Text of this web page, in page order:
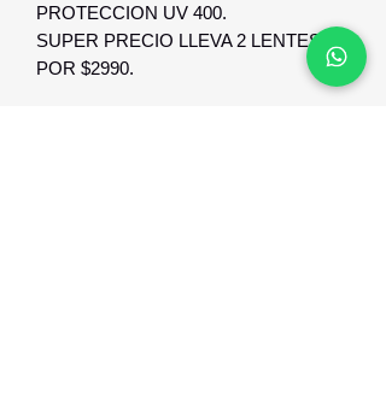
PROTECCION UV 400.
SUPER PRECIO LLEVA 2 LENTES
POR $2990.